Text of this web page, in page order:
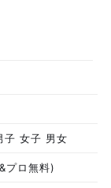
子 女子 男女
プロ無料)